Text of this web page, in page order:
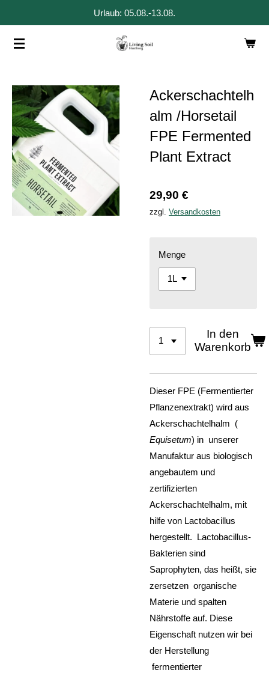
springen
Urlaub: 05.08.-13.08.
Ackerschachtelh
alm /Horsetail
FPE Fermented
Plant Extract
29,90 €
zzgl. Versandkosten
Menge
In den
Warenkorb
Dieser FPE (Fermentierter
Pflanzenextrakt) wird aus
Ackerschachtelhalm (
Equisetum) in unserer
Manufaktur aus biologisch
angebautem und
zertifizierten
Ackerschachtelhalm, mit
hilfe von Lactobacillus
hergestellt. Lactobacillus-
Bakterien sind
Saprophyten, das heißt, sie
zersetzen organische
Materie und spalten
Nährstoffe auf. Diese
Eigenschaft nutzen wir bei
der Herstellung
fermentierter